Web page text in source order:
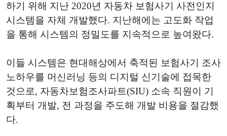
하기 위해 지난 2020년 자동차 보험사기 사전인지
시스템을 자체 개발했다. 지난해에는 고도화 작업
을 통해 시스템의 정밀도를 지속적으로 높여왔다.
이들 시스템은 현대해상에서 축적된 보험사기 조사
노하우를 머신러닝 등의 디지털 신기술에 접목한
것으로, 자동차보험조사파트(SIU) 소속 직원이 기
획부터 개발, 전 과정을 주도해 개발 비용을 절감했
다.